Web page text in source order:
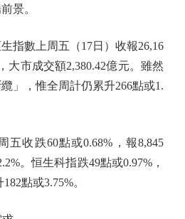
景。
數上周五（17日）收報26,16
大市成交額2,380.42億元。雖然
」，惟全周計仍累升266點或1.
收跌60點或0.68%，報8,845
。恒生科指跌49點或0.97%，
點或3.75%。